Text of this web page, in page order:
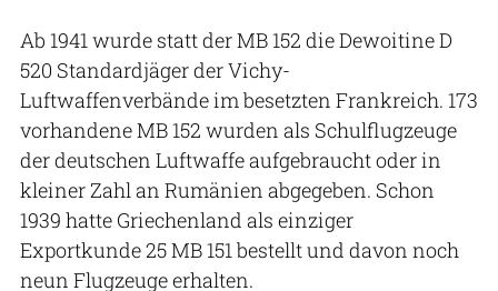
Ab 1941 wurde statt der MB 152 die Dewoitine D
520 Standardjäger der Vichy-
Luftwaffenverbände im besetzten Frankreich. 173
vorhandene MB 152 wurden als Schulflugzeuge
der deutschen Luftwaffe aufgebraucht oder in
kleiner Zahl an Rumänien abgegeben. Schon
1939 hatte Griechenland als einziger
Exportkunde 25 MB 151 bestellt und davon noch
neun Flugzeuge erhalten.